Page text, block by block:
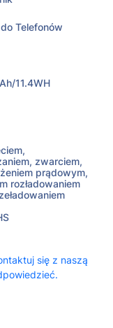
Telefonów
11.4WH
zwarciem,
prądowym,
rozładowaniem
się z naszą